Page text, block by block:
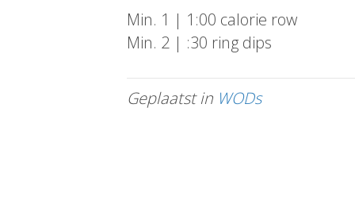
Min. 1 | 1:00 calorie row
Min. 2 | :30 ring dips
Geplaatst in WODs